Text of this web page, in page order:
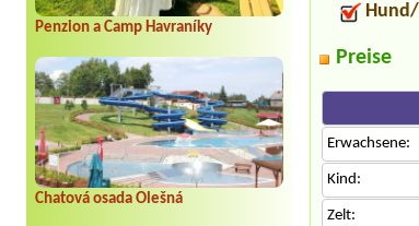
Penzion a Camp Havraníky
Chatová osada Olešná
Preise
Erwachsene:
Kind:
Zelt: